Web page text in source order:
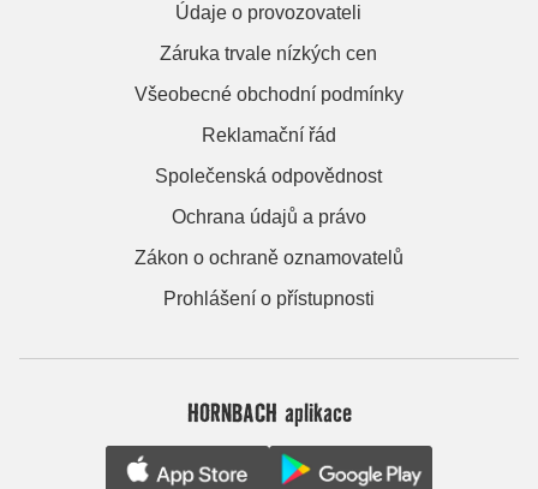
Údaje o provozovateli
Záruka trvale nízkých cen
Všeobecné obchodní podmínky
Reklamační řád
Společenská odpovědnost
Ochrana údajů a právo
Zákon o ochraně oznamovatelů
Prohlášení o přístupnosti
HORNBACH aplikace